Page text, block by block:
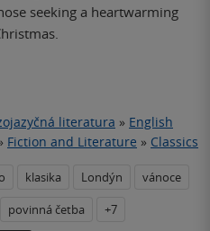
seeking a heartwarming
literatura » English
Fiction and Literature » Classics
klasika Londýn
vánoce
povinná četba +7